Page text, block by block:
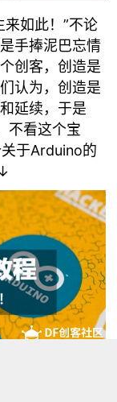
如此！”不论
手捧泥巴忘情
创客，创造是
认为，创造是
延续，于是
不看这个宝
于Arduino的